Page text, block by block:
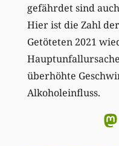
gefährdet sind
Hier ist die Zahl
Getöteten 2021
überhöhte
Alkoholeinfluss.